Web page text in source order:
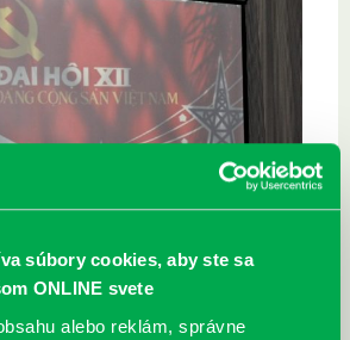
súbory cookies, aby ste sa
ONLINE svete
alebo reklám, správne